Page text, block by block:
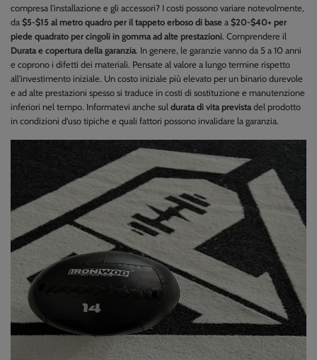
compresa l'installazione e gli accessori? I costi possono variare notevolmente,
da $5-$15 al metro quadro per il tappeto erboso di base a $20-$40+ per
piede quadrato per cingoli in gomma ad alte prestazioni. Comprendere il
Durata e copertura della garanzia. In genere, le garanzie vanno da 5 a 10 anni
e coprono i difetti dei materiali. Pensate al valore a lungo termine rispetto
all'investimento iniziale. Un costo iniziale più elevato per un binario durevole
e ad alte prestazioni spesso si traduce in costi di sostituzione e manutenzione
inferiori nel tempo. Informatevi anche sul durata di vita prevista del prodotto
in condizioni d'uso tipiche e quali fattori possono invalidare la garanzia.